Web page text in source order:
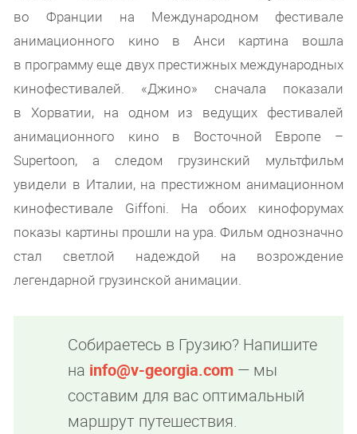
во Франции на Международном фестивале
анимационного кино в Анси картина вошла
в программу еще двух престижных международных
кинофестивалей. «Джино» сначала показали
в Хорватии, на одном из ведущих фестивалей
анимационного кино в Восточной Европе –
Supertoon, а следом грузинский мультфильм
увидели в Италии, на престижном анимационном
кинофестивале Giffoni. На обоих кинофорумах
показы картины прошли на ура. Фильм однозначно
стал светлой надеждой на возрождение
легендарной грузинской анимации.
Собираетесь в Грузию? Напишите
на info@v-georgia.com — мы
составим для вас оптимальный
маршрут путешествия.